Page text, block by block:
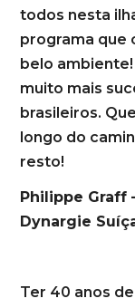
todos nesta
programa que
belo
muito mais
brasileiros.
longo do
resto!
Philippe Graff
Dynargie
Ter 40 anos